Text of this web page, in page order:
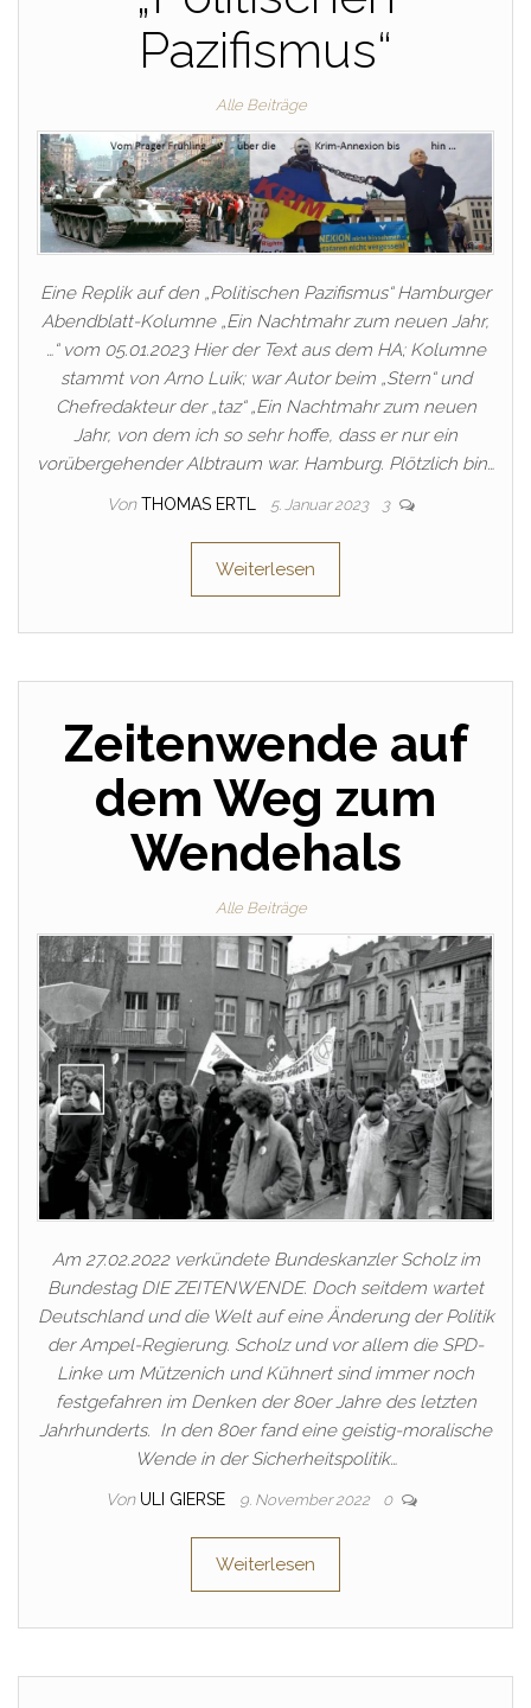
Pazifismus“
Alle Beiträge
Eine Replik auf den „Politischen Pazifismus“ Hamburger
Abendblatt-Kolumne „Ein Nachtmahr zum neuen Jahr,
…“ vom 05.01.2023 Hier der Text aus dem HA; Kolumne
stammt von Arno Luik; war Autor beim „Stern“ und
Chefredakteur der „taz“ „Ein Nachtmahr zum neuen
Jahr, von dem ich so sehr hoffe, dass er nur ein
vorübergehender Albtraum war. Hamburg. Plötzlich bin…
Von THOMAS ERTL 5. Januar 2023 3
Weiterlesen
Zeitenwende auf
dem Weg zum
Wendehals
Alle Beiträge
Am 27.02.2022 verkündete Bundeskanzler Scholz im
Bundestag DIE ZEITENWENDE. Doch seitdem wartet
Deutschland und die Welt auf eine Änderung der Politik
der Ampel-Regierung. Scholz und vor allem die SPD-
Linke um Mützenich und Kühnert sind immer noch
festgefahren im Denken der 80er Jahre des letzten
Jahrhunderts. In den 80er fand eine geistig-moralische
Wende in der Sicherheitspolitik…
Von ULI GIERSE 9. November 2022 0
Weiterlesen